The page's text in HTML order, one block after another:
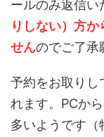
ールのみ返信い
りしない）方
せんのでご了承
予約をお取りし
れます。PCか
多いようです